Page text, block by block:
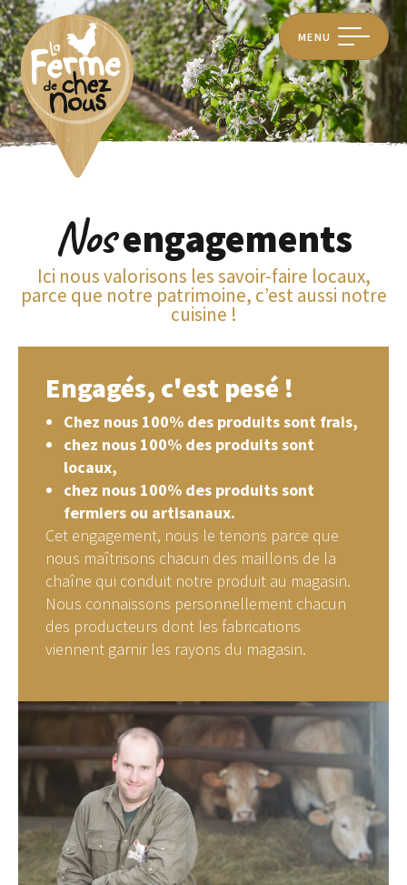
MENU
Nosengagements
Ici nous valorisons les savoir-faire locaux,
parce que notre patrimoine, c’est aussi notre
cuisine !
Engagés, c'est pesé !
Chez nous 100% des produits sont frais,
chez nous 100% des produits sont
locaux,
chez nous 100% des produits sont
fermiers ou artisanaux.
Cet engagement, nous le tenons parce que
nous maîtrisons chacun des maillons de la
chaîne qui conduit notre produit au magasin.
Nous connaissons personnellement chacun
des producteurs dont les fabrications
viennent garnir les rayons du magasin.